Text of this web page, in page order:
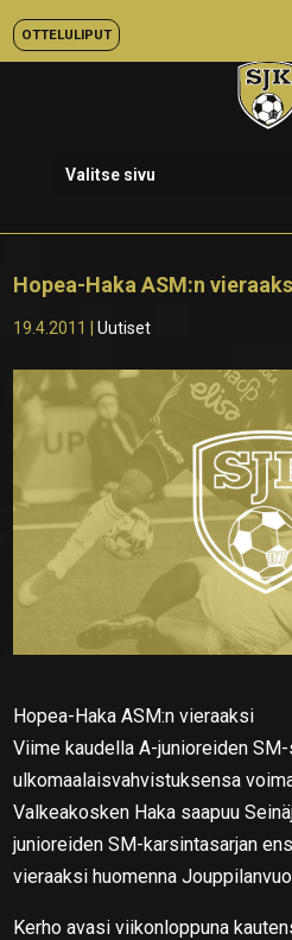
OTTELULIPUT
Valitse sivu
Hopea-Haka ASM:n
19.4.2011 |Uutiset
Hopea-Haka ASM:n vieraaksi
Viime kaudella A-junioreiden
ulkomaalaisvahvistuksensa
Valkeakosken Haka saapuu
junioreiden SM-karsintasarjan
vieraaksi huomenna
Kerho avasi viikonloppuna